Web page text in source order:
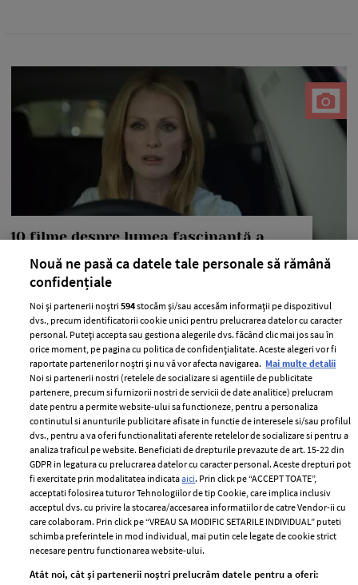
10 filme despre lumea fascinantă a
Hollywood-ului, pe care să le vizionezi
FEATURES 18 iunie 2026
Aceste filme îți vor prezenta și o altă latură a Hollywood-
ului.
+ MAI MULTE
Nouă ne pasă ca datele tale personale să rămână
confidențiale
Noi și partenerii noștri594stocăm și/sau accesăm informații pe dispozitivul
dvs., precum identificatorii cookie unici pentru prelucrarea datelor cu caracter
personal. Puteți accepta sau gestiona alegerile dvs. făcând clic mai jos sau în
orice moment, pe pagina cu politica de confidențialitate. Aceste alegeri vor fi
raportate partenerilor noștri și nu vă vor afecta navigarea. Mai multe detalii
Noi si partenerii nostri (retelele de socializare si agentiile de publicitate
partenere, precum si furnizorii nostri de servicii de date analitice) prelucram
date pentru a permite website-ului sa functioneze, pentru a personaliza
continutul si anunturile publicitare afisate in functie de interesele si/sau profilul
dvs., pentru a va oferi functionalitati aferente retelelor de socializare si pentru a
analiza traficul pe website. Beneficiati de drepturile prevazute de art. 15-22 din
GDPR in legatura cu prelucrarea datelor cu caracter personal. Aceste drepturi pot
fi exercitate prin modalitatea indicataaici. Prin click pe “ACCEPT TOATE”,
acceptati folosirea tuturor Tehnologiilor de tip Cookie, care implica inclusiv
acceptul dvs. cu privire la stocarea/accesarea informatiilor de catre Vendor-ii cu
care colaboram. Prin click pe “VREAU SA MODIFIC SETARILE INDIVIDUAL” puteti
schimba preferintele in mod individual, mai putin cele legate de cookie strict
necesare pentru functionarea website-ului.
Atât noi, cât și partenerii noștri prelucrăm datele pentru a oferi: